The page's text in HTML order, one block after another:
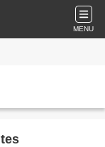
MENU